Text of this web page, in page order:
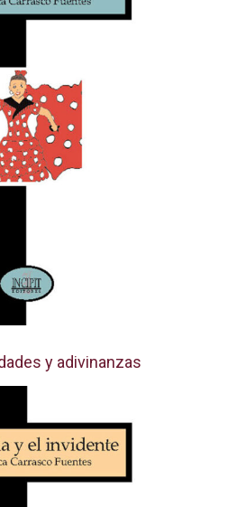
y adivinanzas